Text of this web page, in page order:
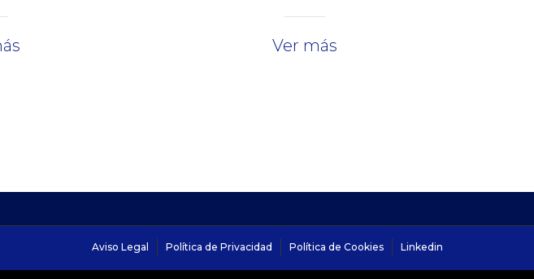
Ver más
Aviso Legal Política de Privacidad Política de Cookies Linkedin